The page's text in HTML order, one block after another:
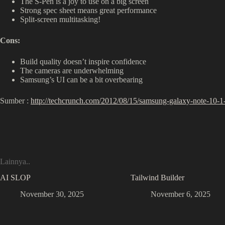
Strong spec sheet means great performance
Split-screen multitasking!
Cons:
Build quality doesn’t inspire confidence
The cameras are underwhelming
Samsung’s UI can be a bit overbearing
Sumber : http://techcrunch.com/2012/08/15/samsung-galaxy-note-10-
Lainnya..
AI SLOP
November 30, 2025
Tailwind Builder
November 6, 2025